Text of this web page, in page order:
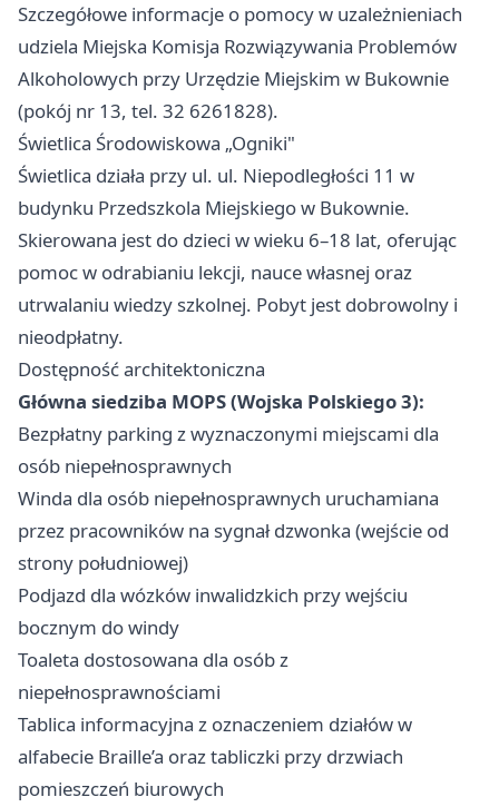
Szczegółowe informacje o pomocy w uzależnieniach
udziela Miejska Komisja Rozwiązywania Problemów
Alkoholowych przy Urzędzie Miejskim w Bukownie
(pokój nr 13, tel. 32 6261828).
Świetlica Środowiskowa „Ogniki"
Świetlica działa przy ul. ul. Niepodległości 11 w
budynku Przedszkola Miejskiego w Bukownie.
Skierowana jest do dzieci w wieku 6–18 lat, oferując
pomoc w odrabianiu lekcji, nauce własnej oraz
utrwalaniu wiedzy szkolnej. Pobyt jest dobrowolny i
nieodpłatny.
Dostępność architektoniczna
Główna siedziba MOPS (Wojska Polskiego 3):
Bezpłatny parking z wyznaczonymi miejscami dla
osób niepełnosprawnych
Winda dla osób niepełnosprawnych uruchamiana
przez pracowników na sygnał dzwonka (wejście od
strony południowej)
Podjazd dla wózków inwalidzkich przy wejściu
bocznym do windy
Toaleta dostosowana dla osób z
niepełnosprawnościami
Tablica informacyjna z oznaczeniem działów w
alfabecie Braille’a oraz tabliczki przy drzwiach
pomieszczeń biurowych